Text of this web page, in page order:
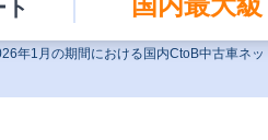
1月の期間における国内CtoB中古車ネッ